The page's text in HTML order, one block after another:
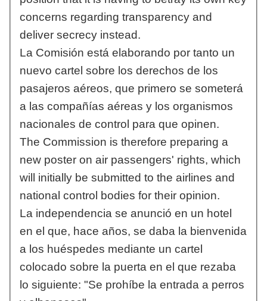
concerns regarding transparency and
deliver secrecy instead.
La Comisión está elaborando por tanto un
nuevo cartel sobre los derechos de los
pasajeros aéreos, que primero se someterá
a las compañías aéreas y los organismos
nacionales de control para que opinen.
The Commission is therefore preparing a
new poster on air passengers' rights, which
will initially be submitted to the airlines and
national control bodies for their opinion.
La independencia se anunció en un hotel
en el que, hace años, se daba la bienvenida
a los huéspedes mediante un cartel
colocado sobre la puerta en el que rezaba
lo siguiente: "Se prohíbe la entrada a perros